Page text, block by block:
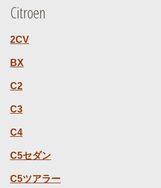
Citroen
2CV
BX
C2
C3
C4
C5セダン
C5ツアラー